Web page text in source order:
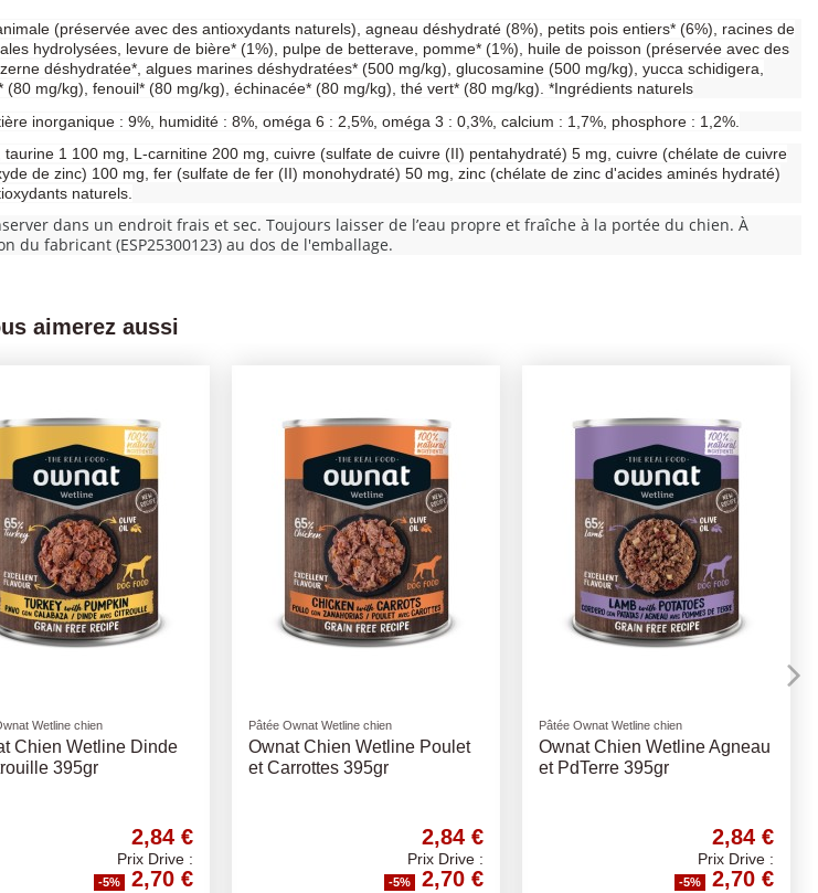
(préservée avec des antioxydants naturels), agneau déshydraté (8%), petits pois entiers* (6%), racines de
hydrolysées, levure de bière* (1%), pulpe de betterave, pomme* (1%), huile de poisson (préservée avec des
déshydratée*, algues marines déshydratées* (500 mg/kg), glucosamine (500 mg/kg), yucca schidigera,
mg/kg), fenouil* (80 mg/kg), échinacée* (80 mg/kg), thé vert* (80 mg/kg). *Ingrédients naturels
inorganique : 9%, humidité : 8%, oméga 6 : 2,5%, oméga 3 : 0,3%, calcium : 1,7%, phosphore : 1,2%.
1 100 mg, L-carnitine 200 mg, cuivre (sulfate de cuivre (II) pentahydraté) 5 mg, cuivre (chélate de cuivre
de zinc) 100 mg, fer (sulfate de fer (II) monohydraté) 50 mg, zinc (chélate de zinc d'acides aminés hydraté)
naturels.
dans un endroit frais et sec. Toujours laisser de l’eau propre et fraîche à la portée du chien. À
fabricant (ESP25300123) au dos de l'emballage.
aimerez aussi
Wetline chien
Chien Wetline Agneau
395gr
2,84 €
Prix Drive :
-5% 2,70 €
Compléments Alimentaires
Ownat Huile de Saumon
250ml
11,57 €
Prix Drive :
-5% 10,99 €
Compléments Alimentaires
Graisse de Mouton - 430ml
12,62 €
Prix Drive :
-5% 11,99 €